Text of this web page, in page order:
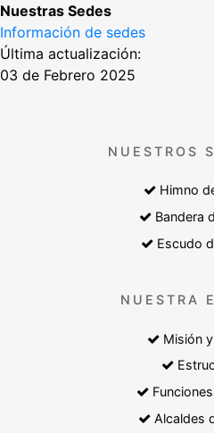
Nuestras Sedes
Información de sedes
Última actualización:
03 de Febrero 2025
NUESTROS
Himno
Bandera
Escudo
NUESTRA
Misión
Alcaldes